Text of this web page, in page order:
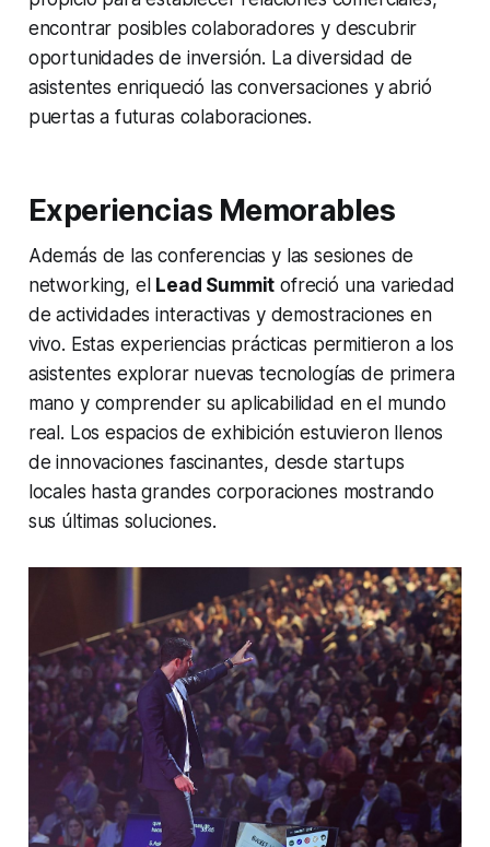
encontrar posibles colaboradores y descubrir
oportunidades de inversión. La diversidad de
asistentes enriqueció las conversaciones y abrió
puertas a futuras colaboraciones.
Experiencias Memorables
Además de las conferencias y las sesiones de
networking, el Lead Summit ofreció una variedad
de actividades interactivas y demostraciones en
vivo. Estas experiencias prácticas permitieron a los
asistentes explorar nuevas tecnologías de primera
mano y comprender su aplicabilidad en el mundo
real. Los espacios de exhibición estuvieron llenos
de innovaciones fascinantes, desde startups
locales hasta grandes corporaciones mostrando
sus últimas soluciones.